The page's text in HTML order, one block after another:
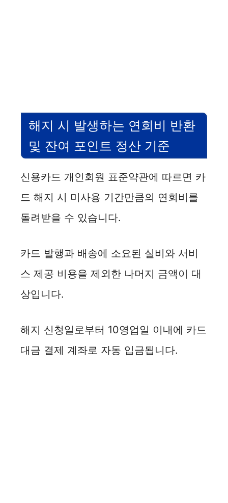
해지 시 발생하는 연회비 반환
및 잔여 포인트 정산 기준
신용카드 개인회원 표준약관에 따르면 카
드 해지 시 미사용 기간만큼의 연회비를
돌려받을 수 있습니다.
카드 발행과 배송에 소요된 실비와 서비
스 제공 비용을 제외한 나머지 금액이 대
상입니다.
해지 신청일로부터 10영업일 이내에 카드
대금 결제 계좌로 자동 입금됩니다.